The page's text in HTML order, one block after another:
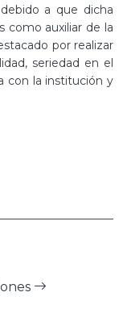
a que dicha
como auxiliar de la
por realizar
seriedad en el
con la institución y